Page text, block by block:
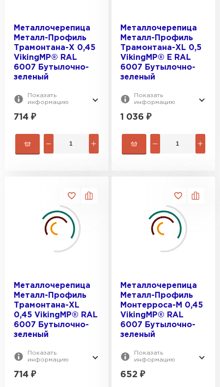
Металлочерепица
Металл-Профиль
Трамонтана-X 0,45
VikingMP® RAL
6007 Бутылочно-
зеленый
Показать
информацию
714 ₽
Металлочерепица
Металл-Профиль
Трамонтана-XL 0,5
VikingMP® E RAL
6007 Бутылочно-
зеленый
Показать
информацию
1 036 ₽
Металлочерепица
Металл-Профиль
Трамонтана-XL
0,45 VikingMP® RAL
6007 Бутылочно-
зеленый
Показать
информацию
714 ₽
Металлочерепица
Металл-Профиль
Монтерроса-M 0,45
VikingMP® RAL
6007 Бутылочно-
зеленый
Показать
информацию
652 ₽